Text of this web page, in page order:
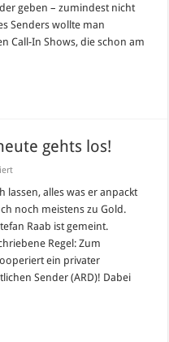
geben – zumindest nicht
Senders wollte man
Call-In Shows, die schon am
gehts los!
für
Star
Oslo:
Ab
heute
gehts
lassen, alles was er anpackt
noch meistens zu Gold.
Raab ist gemeint.
Regel: Zum
ein privater
Sender (ARD)! Dabei